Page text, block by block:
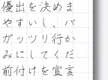
出を決めま
すいし、バ
ッツリ行か
にしてくだ
付けを宣言